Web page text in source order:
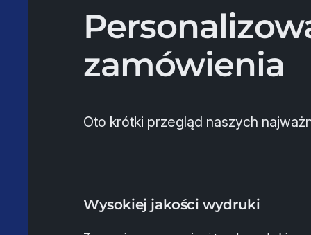
zamówienia
Oto krótki przegląd naszych
Wysokiej jakości wydruki